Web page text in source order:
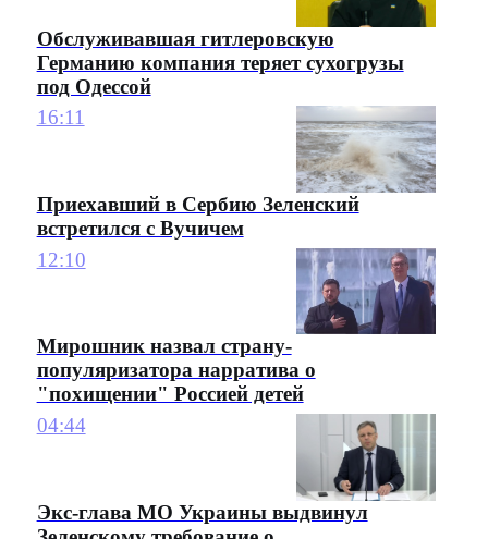
Обслуживавшая гитлеровскую
Германию компания теряет сухогрузы
под Одессой
16:11
Приехавший в Сербию Зеленский
встретился с Вучичем
12:10
Мирошник назвал страну-
популяризатора нарратива о
"похищении" Россией детей
04:44
Экс-глава МО Украины выдвинул